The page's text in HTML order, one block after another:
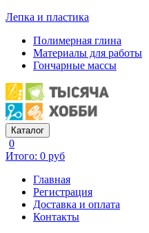
Лепка и пластика
Полимерная глина
Материалы для работы
Гончарные массы
Каталог
0
Итого: 0 руб
Главная
Регистрация
Доставка и оплата
Контакты